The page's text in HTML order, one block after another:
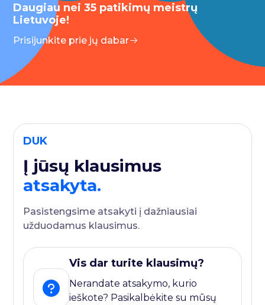
Daugiau nei 35 patikimų meistrų
Lietuvoje!
Prisijunkite prie jų dabar
DUK
Į jūsų klausimus
atsakyta.
Pasistengsime atsakyti į dažniausiai
užduodamus klausimus.
Vis dar turite klausimų?
Nerandate atsakymo, kurio
ieškote? Pasikalbėkite su mūsų